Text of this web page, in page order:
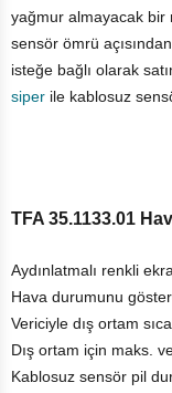
yağmur almayacak bir
sensör ömrü
isteğe bağlı olarak
siper ile kablosuz
TFA 35.1133.01
Aydınlatmalı renkli
Hava durumunu
Vericiyle dış ortam
Dış ortam için maks.
Kablosuz sensör pil